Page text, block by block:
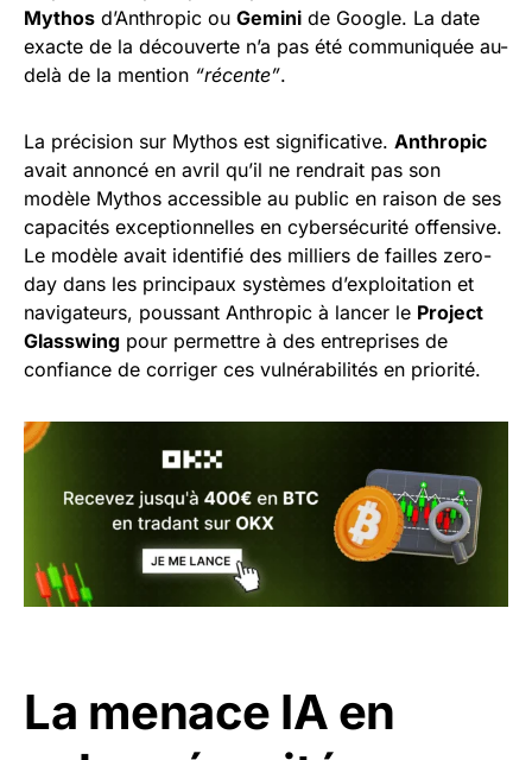
Mythos d’Anthropic ou Gemini de Google. La date
exacte de la découverte n’a pas été communiquée au-
delà de la mention “récente”.
La précision sur Mythos est significative. Anthropic
avait annoncé en avril qu’il ne rendrait pas son
modèle Mythos accessible au public en raison de ses
capacités exceptionnelles en cybersécurité offensive.
Le modèle avait identifié des milliers de failles zero-
day dans les principaux systèmes d’exploitation et
navigateurs, poussant Anthropic à lancer le Project
Glasswing pour permettre à des entreprises de
confiance de corriger ces vulnérabilités en priorité.
La menace IA en